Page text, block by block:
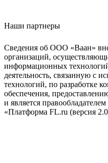
Наши партнеры
Сведения об ООО «Ваан»
организаций,
информационных
деятельность, связанную с
технологий, по разработке
обеспечения,
и является
«Платформа FL.ru (версия